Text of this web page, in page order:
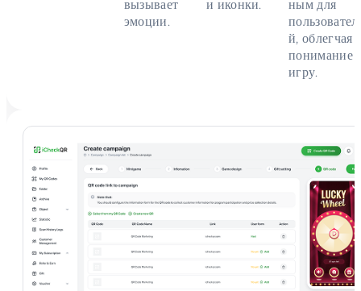
вызывает
эмоции.
и иконки.
ным для
й, облегчая
понимание
игру.